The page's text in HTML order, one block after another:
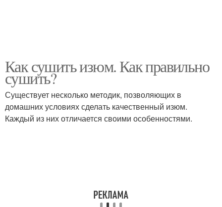
Как сушить изюм. Как правильно
сушить?
Существует несколько методик, позволяющих в
домашних условиях сделать качественный изюм.
Каждый из них отличается своими особенностями.